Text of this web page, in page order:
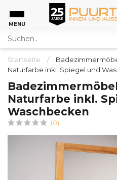
MENU
Startseite /
Naturfarbe inkl. Spiegel und
Naturfarbe inkl.
Waschbecken
(0)